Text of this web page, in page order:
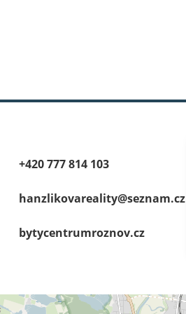
+420 777 814 103
hanzlikovareality@seznam.cz
bytycentrumroz­nov.cz